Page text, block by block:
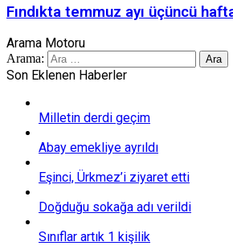
Fındıkta temmuz ayı üçüncü
Arama Motoru
Arama:
Son Eklenen Haberler
Milletin derdi geçim
Abay emekliye ayrıldı
Eşinci, Ürkmez’i ziyaret etti
Doğduğu sokağa adı verildi
Sınıflar artık 1 kişilik